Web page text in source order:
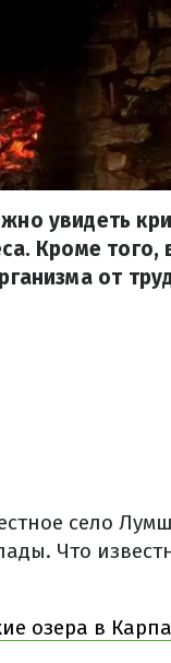
увидеть
Кроме того,
от
село
Что
озера в